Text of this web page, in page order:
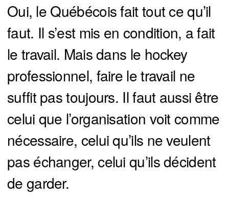
Oui, le Québécois fait tout ce qu’il
faut. Il s’est mis en condition, a fait
le travail. Mais dans le hockey
professionnel, faire le travail ne
suffit pas toujours. Il faut aussi être
celui que l’organisation voit comme
nécessaire, celui qu’ils ne veulent
pas échanger, celui qu’ils décident
de garder.